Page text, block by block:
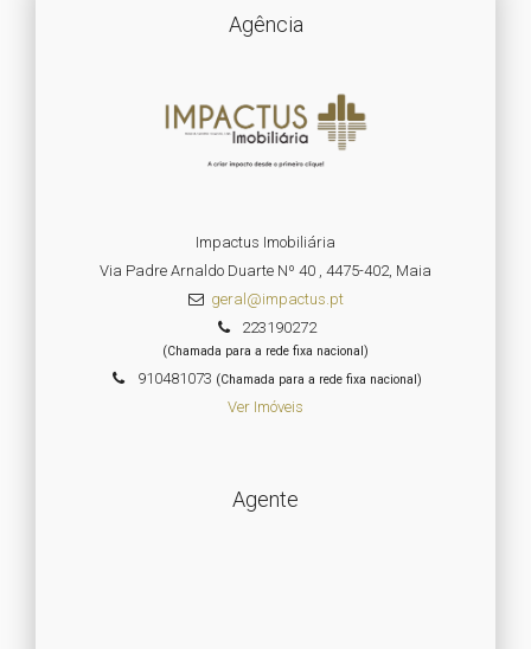
Agência
Impactus Imobiliária
Via Padre Arnaldo Duarte Nº 40 , 4475-402, Maia
geral@impactus.pt
223190272
(Chamada para a rede fixa nacional)
910481073 (Chamada para a rede fixa nacional)
Ver Imóveis
Agente